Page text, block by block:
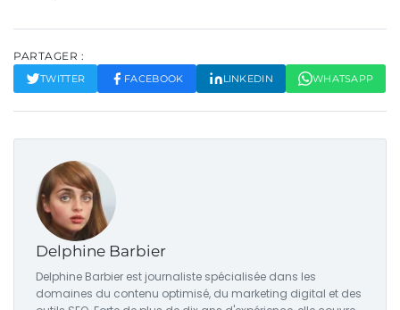
PARTAGER :
TWITTER FACEBOOK LINKEDIN WHATSAPP
Delphine Barbier
Delphine Barbier est journaliste spécialisée dans les
domaines du contenu optimisé, du marketing digital et des